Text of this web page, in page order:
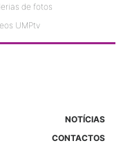
de fotos
UMPtv
NOTÍCIAS
CONTACTOS